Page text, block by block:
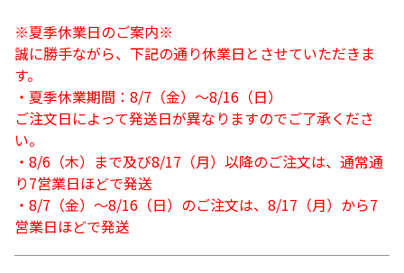
※夏季休業日のご案内※
誠に勝手ながら、下記の通り休業日とさせていただきま
す。
・夏季休業期間：8/7（金）～8/16（日）
ご注文日によって発送日が異なりますのでご了承くださ
い。
・8/6（木）まで及び8/17（月）以降のご注文は、通常通
り7営業日ほどで発送
・8/7（金）～8/16（日）のご注文は、8/17（月）から7
営業日ほどで発送